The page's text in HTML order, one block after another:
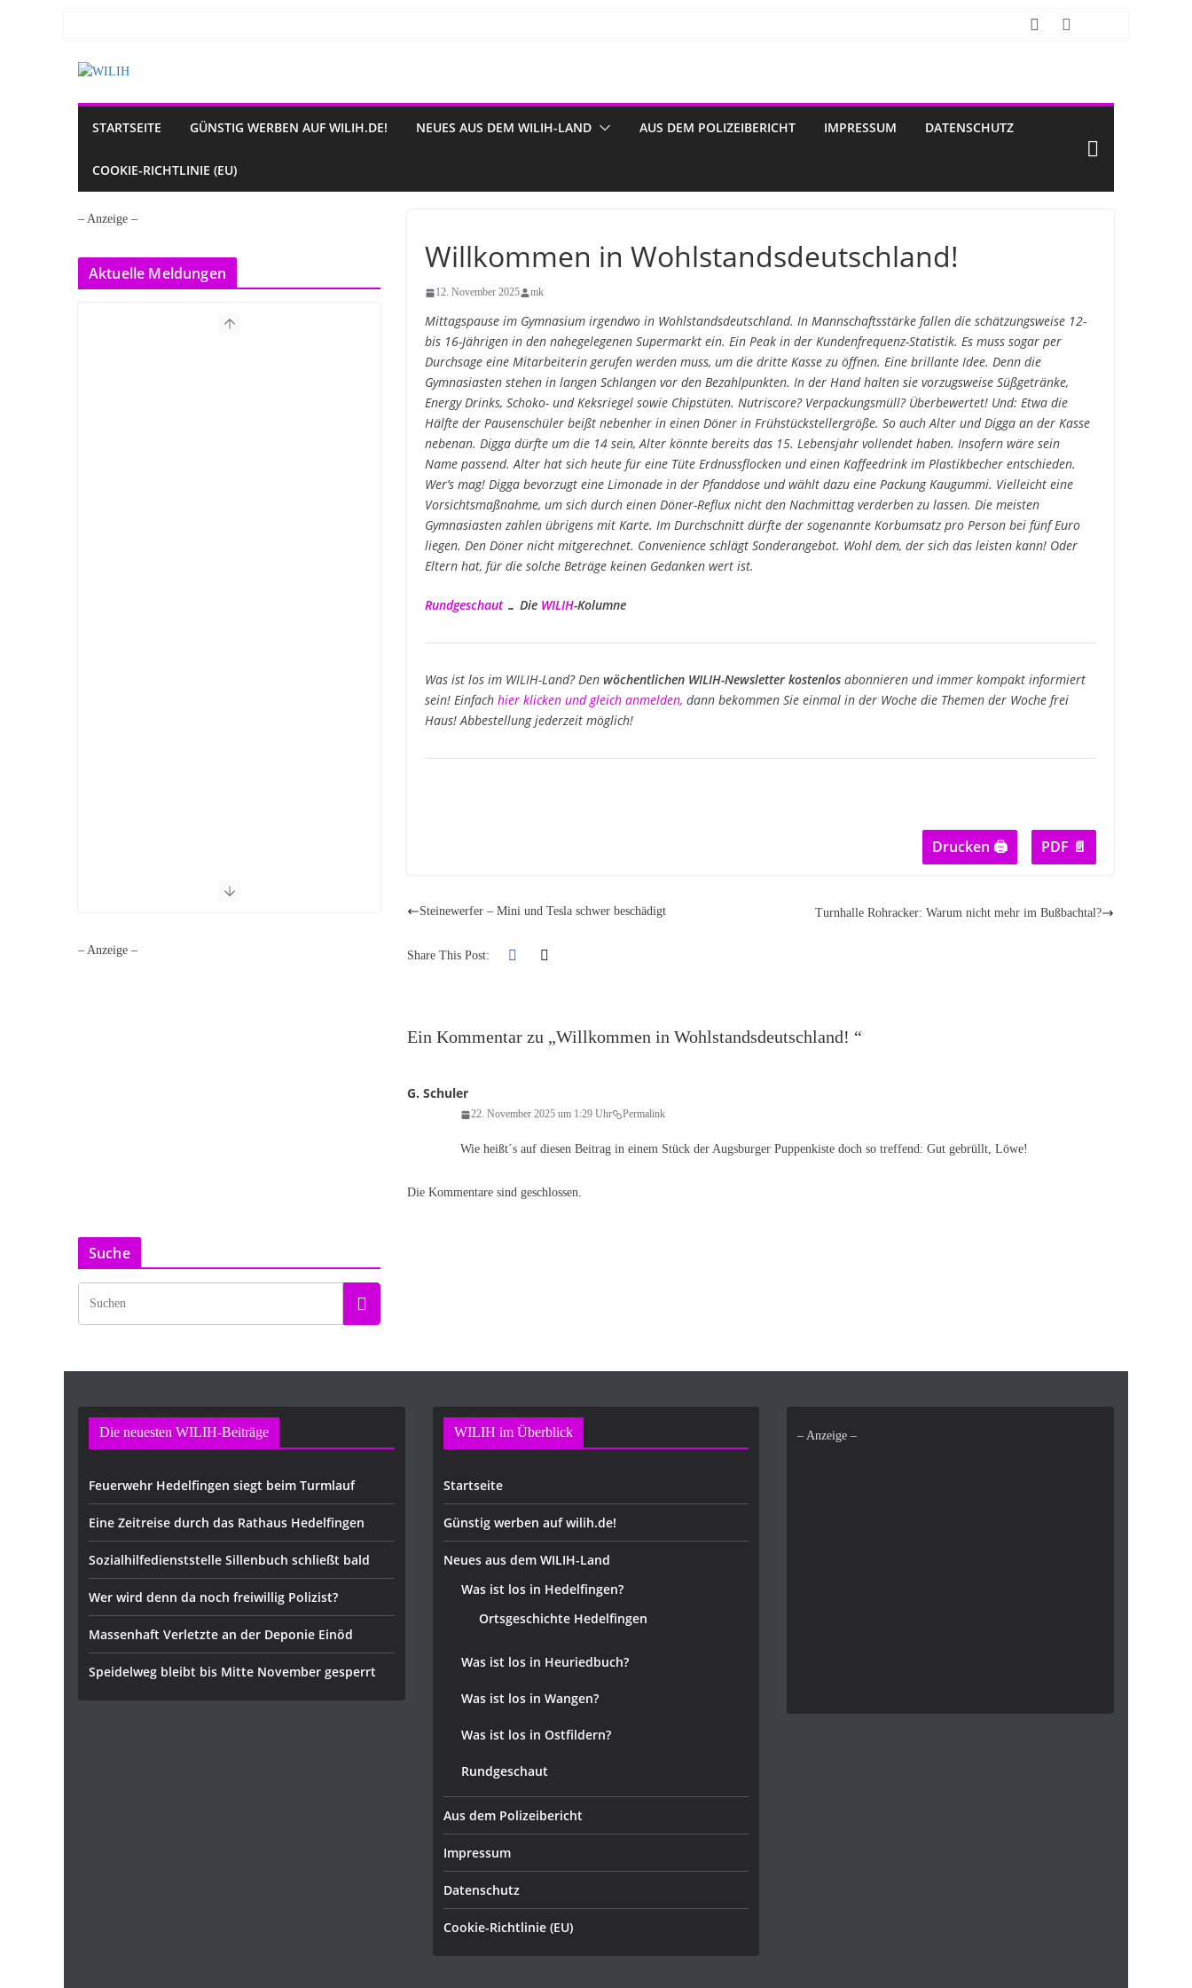
STARTSEITE GÜNSTIG WERBEN AUF WILIH.DE! NEUES AUS DEM WILIH-LAND AUS DEM POLIZEIBERICHT IMPRESSUM DATENSCHUTZ
COOKIE-RICHTLINIE (EU)
Willkommen in Wohlstandsdeutschland!
12. November 2025 mk
Mittagspause im Gymnasium irgendwo in Wohlstandsdeutschland. In Mannschaftsstärke fallen die schätzungsweise 12-
bis 16-Jährigen in den nahegelegenen Supermarkt ein. Ein Peak in der Kundenfrequenz-Statistik. Es muss sogar per
Durchsage eine Mitarbeiterin gerufen werden muss, um die dritte Kasse zu öffnen. Eine brillante Idee. Denn die
Gymnasiasten stehen in langen Schlangen vor den Bezahlpunkten. In der Hand halten sie vorzugsweise Süßgetränke,
Energy Drinks, Schoko- und Keksriegel sowie Chipstüten. Nutriscore? Verpackungsmüll? Überbewertet! Und: Etwa die
Hälfte der Pausenschüler beißt nebenher in einen Döner in Frühstückstellergröße. So auch Alter und Digga an der Kasse
nebenan. Digga dürfte um die 14 sein, Alter könnte bereits das 15. Lebensjahr vollendet haben. Insofern wäre sein
Name passend. Alter hat sich heute für eine Tüte Erdnussflocken und einen Kaffeedrink im Plastikbecher entschieden.
Wer’s mag! Digga bevorzugt eine Limonade in der Pfanddose und wählt dazu eine Packung Kaugummi. Vielleicht eine
Vorsichtsmaßnahme, um sich durch einen Döner-Reflux nicht den Nachmittag verderben zu lassen. Die meisten
Gymnasiasten zahlen übrigens mit Karte. Im Durchschnitt dürfte der sogenannte Korbumsatz pro Person bei fünf Euro
liegen. Den Döner nicht mitgerechnet. Convenience schlägt Sonderangebot. Wohl dem, der sich das leisten kann! Oder
Eltern hat, für die solche Beträge keinen Gedanken wert ist.
Rundgeschaut… Die WILIH-Kolumne
Was ist los im WILIH-Land? Denwöchentlichen WILIH-Newsletter kostenlos abonnieren und immer kompakt informiert
sein! Einfachhier klicken und gleich anmelden, dann bekommen Sie einmal in der Woche die Themen der Woche frei
Haus! Abbestellung jederzeit möglich!
Drucken 🖨 PDF 📄
Steinewerfer – Mini und Tesla schwer beschädigt Turnhalle Rohracker: Warum nicht mehr im Bußbachtal?
Share This Post:
Ein Kommentar zu „Willkommen in Wohlstandsdeutschland! “
G. Schuler
22. November 2025 um 1:29 Uhr Permalink
Wie heißt´s auf diesen Beitrag in einem Stück der Augsburger Puppenkiste doch so treffend: Gut gebrüllt, Löwe!
Die Kommentare sind geschlossen.
– Anzeige –
Aktuelle Meldungen
– Anzeige –
Suche
Die neuesten WILIH-Beiträge
Feuerwehr Hedelfingen siegt beim Turmlauf
Eine Zeitreise durch das Rathaus Hedelfingen
Sozialhilfedienststelle Sillenbuch schließt bald
Wer wird denn da noch freiwillig Polizist?
Massenhaft Verletzte an der Deponie Einöd
Speidelweg bleibt bis Mitte November gesperrt
WILIH im Überblick
Startseite
Günstig werben auf wilih.de!
Neues aus dem WILIH-Land
Was ist los in Hedelfingen?
Ortsgeschichte Hedelfingen
Was ist los in Heuriedbuch?
Was ist los in Wangen?
Was ist los in Ostfildern?
Rundgeschaut
Aus dem Polizeibericht
Impressum
Datenschutz
Cookie-Richtlinie (EU)
– Anzeige –